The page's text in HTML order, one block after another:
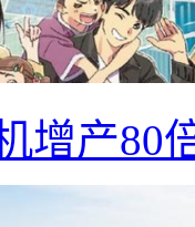
增产80